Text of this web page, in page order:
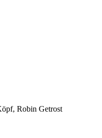
Robin Getrost